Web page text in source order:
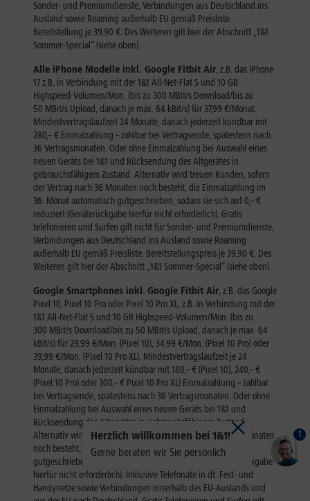
1
Herzlich willkommen bei 1&1!
Gerne beraten wir Sie persönlich